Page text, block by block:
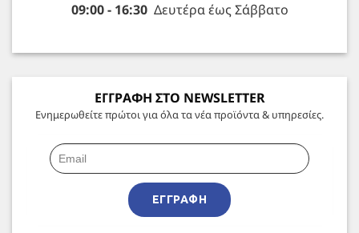
09:00 - 16:30Δευτέρα έως Σάββατο
ΕΓΓΡΑΦΗ ΣΤΟ NEWSLETTER
Ενημερωθείτε πρώτοι για όλα τα νέα προϊόντα & υπηρεσίες.
ΕΓΓΡΑΦΉ